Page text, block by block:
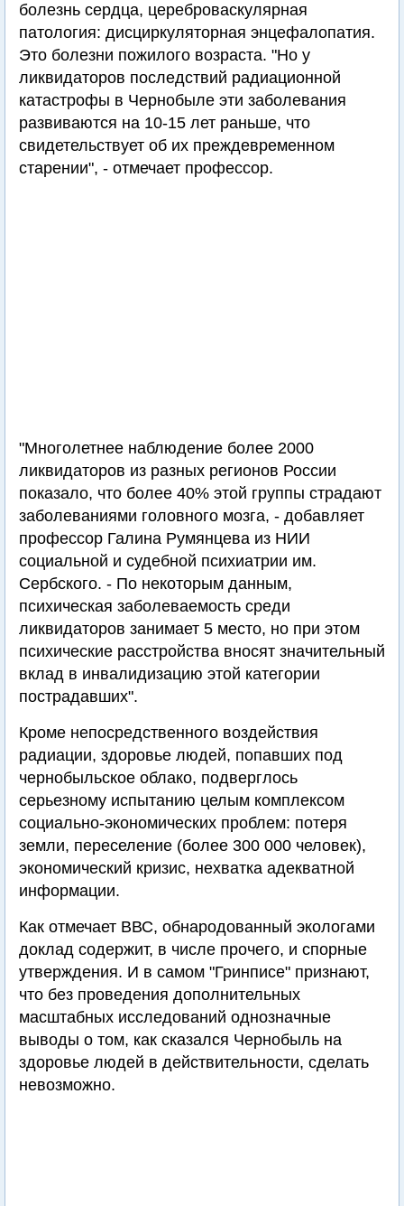
болезнь сердца, цереброваскулярная
патология: дисциркуляторная энцефалопатия.
Это болезни пожилого возраста. "Но у
ликвидаторов последствий радиационной
катастрофы в Чернобыле эти заболевания
развиваются на 10-15 лет раньше, что
свидетельствует об их преждевременном
старении", - отмечает профессор.
"Многолетнее наблюдение более 2000
ликвидаторов из разных регионов России
показало, что более 40% этой группы страдают
заболеваниями головного мозга, - добавляет
профессор Галина Румянцева из НИИ
социальной и судебной психиатрии им.
Сербского. - По некоторым данным,
психическая заболеваемость среди
ликвидаторов занимает 5 место, но при этом
психические расстройства вносят значительный
вклад в инвалидизацию этой категории
пострадавших".
Кроме непосредственного воздействия
радиации, здоровье людей, попавших под
чернобыльское облако, подверглось
серьезному испытанию целым комплексом
социально-экономических проблем: потеря
земли, переселение (более 300 000 человек),
экономический кризис, нехватка адекватной
информации.
Как отмечает ВВС, обнародованный экологами
доклад содержит, в числе прочего, и спорные
утверждения. И в самом "Гринписе" признают,
что без проведения дополнительных
масштабных исследований однозначные
выводы о том, как сказался Чернобыль на
здоровье людей в действительности, сделать
невозможно.